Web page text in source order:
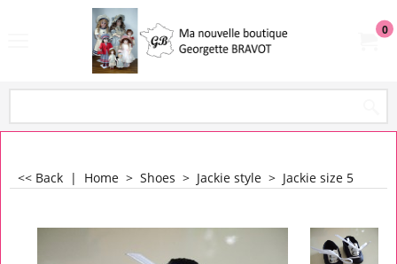
0
<< Back | Home > Shoes > Jackie style > Jackie size 5